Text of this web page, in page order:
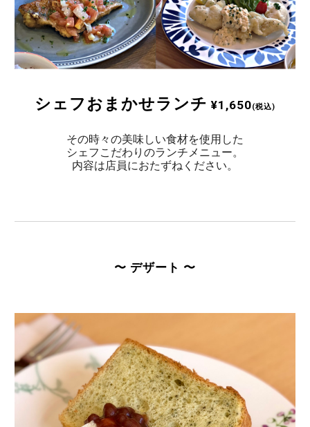
シェフおまかせランチ ¥1,650(税込)
その時々の美味しい食材を使用した
シェフこだわりのランチメニュー。
内容は店員におたずねください。
〜 デザート 〜